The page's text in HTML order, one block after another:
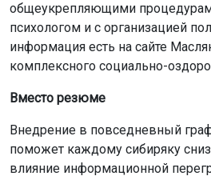
общеукрепляющими
психологом и с организацией
информация есть на сайте
комплексного социально-
Вместо резюме
Внедрение в повседневный
поможет каждому сибиряку
влияние информационной